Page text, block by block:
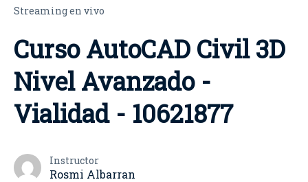
Streaming en vivo
Curso AutoCAD Civil 3D
Nivel Avanzado -
Vialidad - 10621877
Instructor
Rosmi Albarran